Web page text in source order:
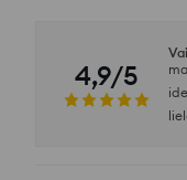
4,9/5